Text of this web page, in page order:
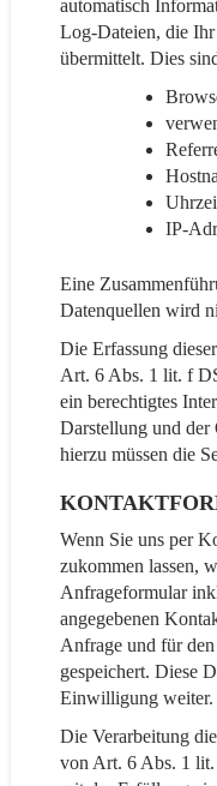
automatisch
Log-Dateien, die
übermittelt. Dies
IP-
Eine
Datenquellen wird
Die Erfassung
Art. 6 Abs. 1 lit. f
ein berechtigtes
Darstellung und der
hierzu müssen die
Wenn Sie uns per
zukommen lassen,
Anfrageformular
angegebenen
Anfrage und für
gespeichert. Diese
Einwilligung weiter.
Die Verarbeitung
von Art. 6 Abs. 1